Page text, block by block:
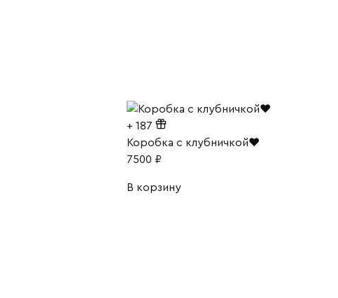
+ 187
Коробка с клубничкой❤️
7500 ₽
В корзину